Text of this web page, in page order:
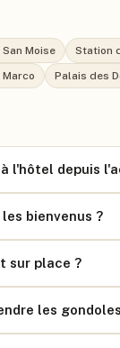
Moise Station
Palais des
l'hôtel depuis
bienvenus ?
sur place ?
les